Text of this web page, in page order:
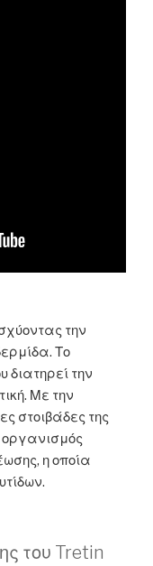
την
Το
διατηρεί την
Με την
στοιβάδες της
η οποία
του Tretin